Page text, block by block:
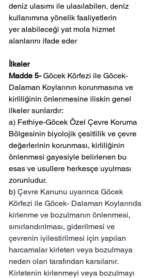
deniz ulasımı ile ulasılabilen, deniz
kullanımına yönelik faaliyetlerin
yer alabileceği yat mola hizmet
alanlarını ifade eder
İlkeler
Madde 5- Göcek Körfezi ile Göcek-
Dalaman Koylarının korunmasına ve
kirliliğinin önlenmesine iliskin genel
ilkeler sunlardır:
a) Fethiye-Göcek Özel Çevre Koruma
Bölgesinin biyolojik çesitlilik ve çevre
değerlerinin korunması, kirliliğinin
önlenmesi gayesiyle belirlenen bu
esas ve usullere herkesçe uyulması
zorunludur.
b) Çevre Kanunu uyarınca Göcek
Körfezi ile Göcek- Dalaman Koylarında
kirlenme ve bozulmanın önlenmesi,
sınırlandırılması, giderilmesi ve
çevrenin iyilestirilmesi için yapılan
harcamalar kirleten veya bozulmaya
neden olan tarafından karsılanır.
Kirletenin kirlenmeyi veya bozulmayı